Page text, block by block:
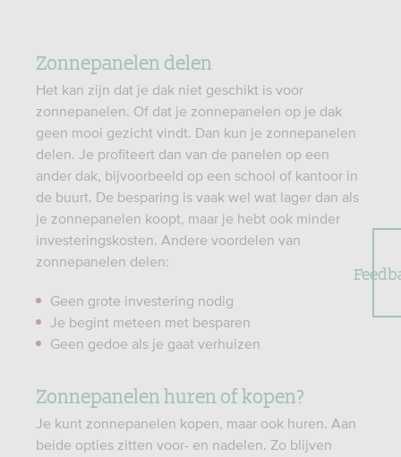
Zonnepanelen delen
Het kan zijn dat je dak niet geschikt is voor
zonnepanelen. Of dat je zonnepanelen op je dak
geen mooi gezicht vindt. Dan kun je zonnepanelen
delen. Je profiteert dan van de panelen op een
ander dak, bijvoorbeeld op een school of kantoor in
de buurt. De besparing is vaak wel wat lager dan als
je zonnepanelen koopt, maar je hebt ook minder
investeringskosten. Andere voordelen van
zonnepanelen delen:
Geen grote investering nodig
Je begint meteen met besparen
Geen gedoe als je gaat verhuizen
Zonnepanelen huren of kopen?
Je kunt zonnepanelen kopen, maar ook huren. Aan
beide opties zitten voor- en nadelen. Zo blijven